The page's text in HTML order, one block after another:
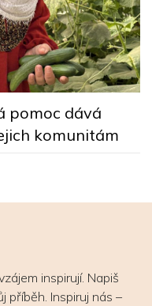
pomoc dává
komunitám
inspirují. Napiš
příběh. Inspiruj nás –